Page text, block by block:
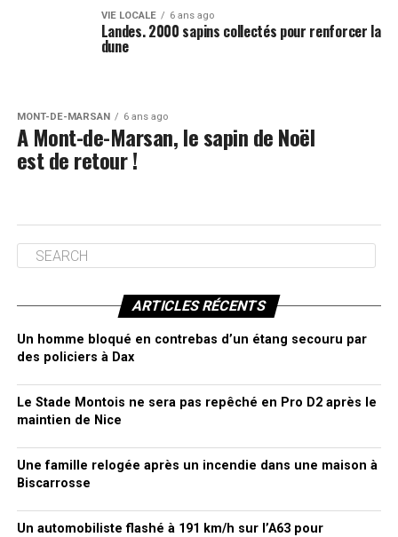
VIE LOCALE 6 ans ago
Landes. 2000 sapins collectés pour renforcer la
dune
MONT-DE-MARSAN 6 ans ago
A Mont-de-Marsan, le sapin de Noël
est de retour !
ARTICLES RÉCENTS
Un homme bloqué en contrebas d’un étang secouru par
des policiers à Dax
Le Stade Montois ne sera pas repêché en Pro D2 après le
maintien de Nice
Une famille relogée après un incendie dans une maison à
Biscarrosse
Un automobiliste flashé à 191 km/h sur l’A63 pour